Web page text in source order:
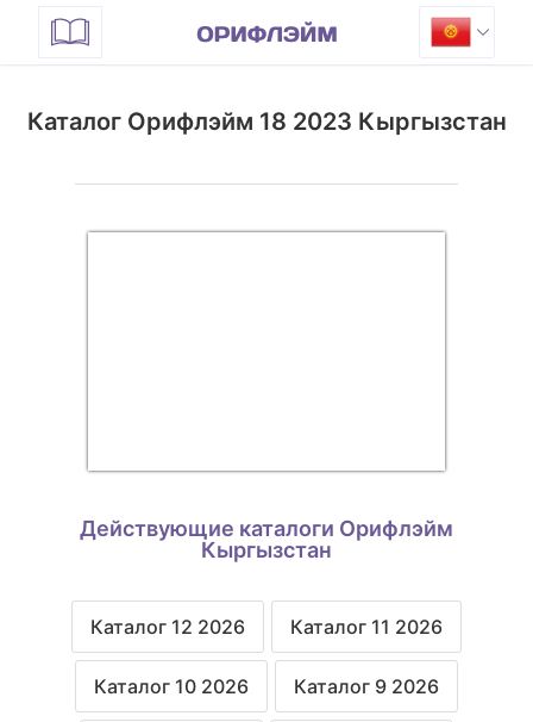
Каталог Орифлэйм 18 2023 Кыргызстан
Действующие каталоги Орифлэйм
Кыргызстан
Каталог 12 2026 Каталог 11 2026
Каталог 10 2026 Каталог 9 2026